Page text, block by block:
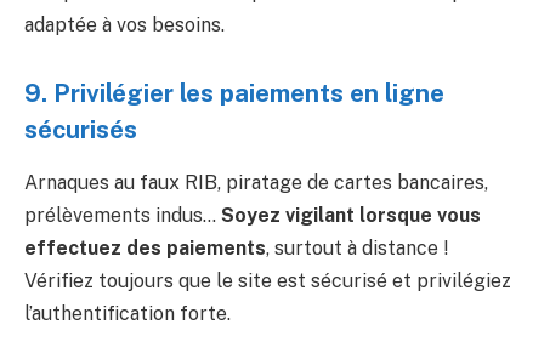
adaptée à vos besoins.
9. Privilégier les paiements en ligne
sécurisés
Arnaques au faux RIB, piratage de cartes bancaires,
prélèvements indus… Soyez vigilant lorsque vous
effectuez des paiements, surtout à distance !
Vérifiez toujours que le site est sécurisé et privilégiez
l’authentification forte.